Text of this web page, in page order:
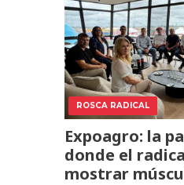
ROSCA RADICAL
Expoagro: la
donde el
mostrar